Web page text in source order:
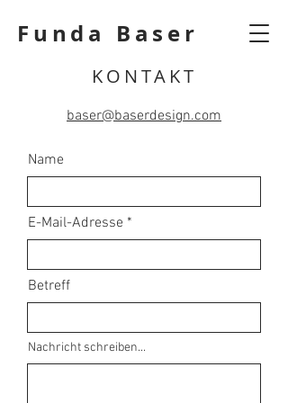
Funda Baser
KONTAKT
baser@baserdesign.com
Name
E-Mail-Adresse
Betreff
Nachricht schreiben...